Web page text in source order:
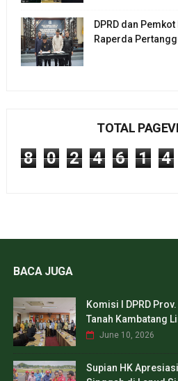
DPRD dan
Raperda
TOTAL
8 0 2 4 6 1 4
BACA JUGA
Komisi I DPRD
Tanah Kambatang
June 10, 2026
Supian HK